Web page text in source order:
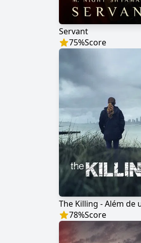
Servant
75%Score
78%Score